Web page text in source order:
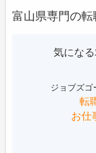
富山県専門の
気にな
ジョブズゴ
転
お仕